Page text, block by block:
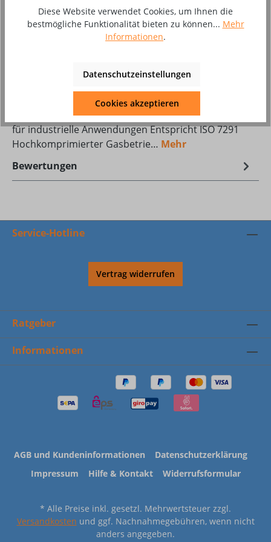
Zum Merkzettel hinzufügen
Beschreibung
MR400 MR400 ist ein Hochdruck-Durchflussregler
für industrielle Anwendungen Entspricht ISO 7291
Hochkomprimierter Gasbetrie… Mehr
Bewertungen
Service-Hotline
Vertrag widerrufen
Ratgeber
Informationen
AGB und Kundeninformationen
Datenschutzerklärung
Impressum
Hilfe & Kontakt Widerrufsformular
* Alle Preise inkl. gesetzl. Mehrwertsteuer zzgl.
Versandkosten und ggf. Nachnahmegebühren, wenn nicht
anders angegeben.
Diese Website verwendet Cookies, um Ihnen die
bestmögliche Funktionalität bieten zu können... Mehr
Informationen.
Datenschutzeinstellungen
Cookies akzeptieren